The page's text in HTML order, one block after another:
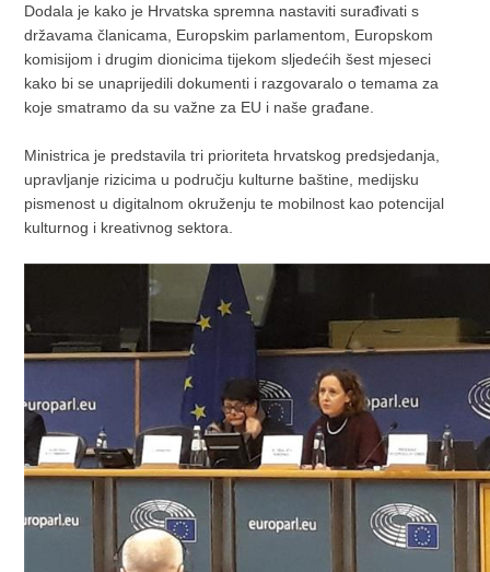
Dodala je kako je Hrvatska spremna nastaviti surađivati s
državama članicama, Europskim parlamentom, Europskom
komisijom i drugim dionicima tijekom sljedećih šest mjeseci
kako bi se unaprijedili dokumenti i razgovaralo o temama za
koje smatramo da su važne za EU i naše građane.
Ministrica je predstavila tri prioriteta hrvatskog predsjedanja,
upravljanje rizicima u području kulturne baštine, medijsku
pismenost u digitalnom okruženju te mobilnost kao potencijal
kulturnog i kreativnog sektora.